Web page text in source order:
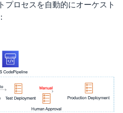
プロセスを自動的にオーケスト